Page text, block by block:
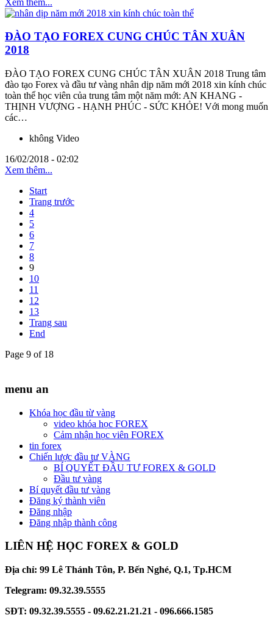
ĐÀO TẠO FOREX CUNG CHÚC TÂN XUÂN
2018
ĐÀO TẠO FOREX CUNG CHÚC TÂN XUÂN 2018 Trung tâm
đào tạo Forex và đầu tư vàng nhân dịp năm mới 2018 xin kính chúc
toàn thể học viên của trung tâm một năm mới: AN KHANG -
THỊNH VƯỢNG - HẠNH PHÚC - SỨC KHỎE! Với mong muốn
các…
không Video
16/02/2018 - 02:02
Xem thêm...
Start
Trang trước
4
5
6
7
8
9
10
11
12
13
Trang sau
End
Page 9 of 18
menu an
Khóa học đầu từ vàng
video khóa học FOREX
Cảm nhận học viên FOREX
tin forex
Chiến lược đầu tư VÀNG
BÍ QUYẾT ĐẦU TƯ FOREX & GOLD
Đầu tư vàng
Bí quyết đầu tư vàng
Đăng ký thành viên
Đăng nhập
Đăng nhập thành công
LIÊN HỆ HỌC FOREX & GOLD
Địa chỉ: 99 Lê Thánh Tôn, P. Bến Nghé, Q.1, Tp.HCM
Telegram: 09.32.39.5555
SĐT: 09.32.39.5555 - 09.62.21.21.21 - 096.666.1585